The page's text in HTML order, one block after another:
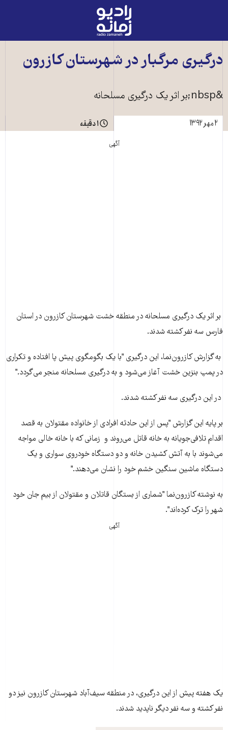
رادیو
زمانه
صفحه
درگيری مرگبار در شهرستان کازرون
&nbsp;بر اثر يک درگيری مسلحانه
۲ مهر ۱۳۹۲
۱ دقیقه
آگهی
بر اثر يک درگيری مسلحانه در منطقه خشت شهرستان کازرون در استان
فارس سه نفر کشته شدند.
به گزارش کازرون‌نما، اين درگيری "با يک بگومگوی پيش‌ پا افتاده و تکراری
در پمپ بنزين خشت آغاز می‌شود و به درگيری مسلحانه منجر می‌گردد."
در اين درگيری سه نفر کشته شدند.
بر پايه اين گزارش "پس از اين حادثه افرادی از خانواده مقتولان به قصد
اقدام تلافی‌جويانه به خانه قاتل می‌روند و زمانی که با خانه خالی مواجه
می‌شوند با به آتش کشيدن خانه و دو دستگاه خودروی سواری و يک
دستگاه ماشين سنگين خشم خود را نشان می‌دهند."
به نوشته کازرون‌نما "شماری از بستگان قاتلان و مقتولان از بيم جان خود
شهر را ترک کرده‌اند".
آگهی
يک هفته پيش از اين درگيری، در منطقه سيف‌آباد شهرستان کازرون نيز دو
نفر کشته و سه نفر ديگر ناپديد شدند.